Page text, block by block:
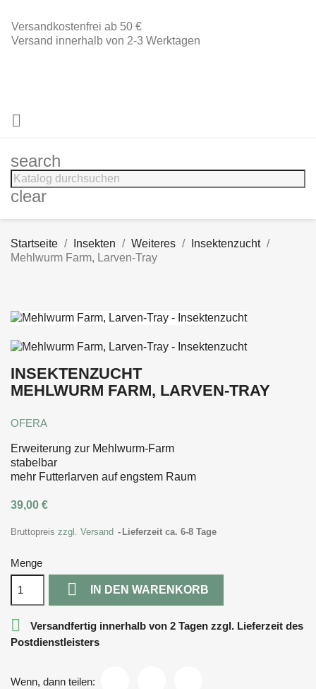
Versandkostenfrei ab 50 €
Versand innerhalb von 2-3 Werktagen

search
clear
Startseite Insekten Weiteres
Insektenzucht
Mehlwurm Farm, Larven-Tray
INSEKTENZUCHT
MEHLWURM FARM, LARVEN-TRAY
OFERA
Erweiterung zur Mehlwurm-Farm
stabelbar
mehr Futterlarven auf engstem Raum
39,00 €
Bruttopreis zzgl. Versand Lieferzeit ca. 6-8 Tage
Menge
 IN DEN WARENKORB

Versandfertig innerhalb von 2 Tagen zzgl. Lieferzeit des
Postdienstleisters
Wenn, dann teilen: